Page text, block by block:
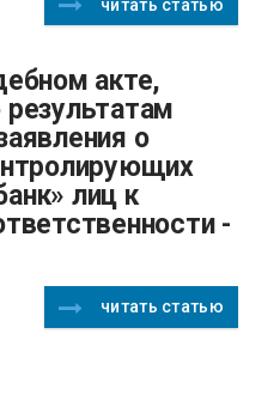
читать статью
о
лиц к
-
читать статью